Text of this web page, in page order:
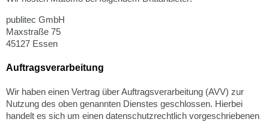
publitec GmbH
Maxstraße 75
45127 Essen
Auftragsverarbeitung
Wir haben einen Vertrag über Auftragsverarbeitung (AVV) zur
Nutzung des oben genannten Dienstes geschlossen. Hierbei
handelt es sich um einen datenschutzrechtlich vorgeschriebenen